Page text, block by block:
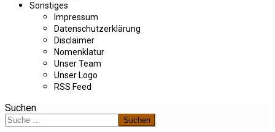
Sonstiges
Impressum
Datenschutzerklärung
Disclaimer
Nomenklatur
Unser Team
Unser Logo
RSS Feed
Suchen
Suchen